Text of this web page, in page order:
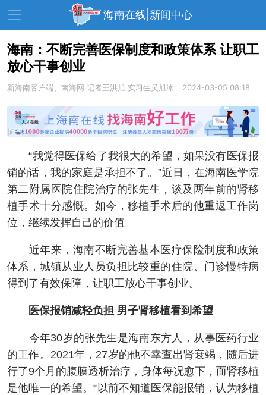
海南在线|新闻中心
资讯中心 热点
教育 健康 房产
生活 演出 活动
展会 走读海南 周末去哪儿
人才在线 天涯企服
海南：不断完善医保制度和政策体系 让职工
放心干事创业
新海南客户端、南海网 记者王洪旭 实习生吴旭冰 2024-03-05 08:18
“我觉得医保给了我很大的希望，如果没有医保报
销的话，我的家庭是承担不了。”近日，在海南医学院
第二附属医院住院治疗的张先生，谈及两年前的肾移
植手术十分感慨。如今，移植手术后的他重返工作岗
位，继续发挥自己的价值。
近年来，海南不断完善基本医疗保险制度和政策
体系，城镇从业人员负担比较重的住院、门诊慢特病
得到了有效保障，让职工放心干事创业。
医保报销减轻负担 男子肾移植看到希望
今年30岁的张先生是海南东方人，从事医药行业
的工作。2021年，27岁的他不幸查出肾衰竭，随后进
行了9个月的腹膜透析治疗，身体每况愈下，而肾移植
是他唯一的希望。“以前不知道医保能报销，认为移植